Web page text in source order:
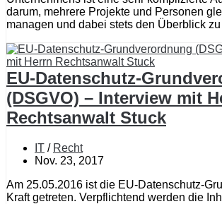
darum, mehrere Projekte und Personen
managen und dabei stets den Überblick
EU-Datenschutz-
(DSGVO) – Interview mit
Rechtsanwalt Stuck
IT / Recht
Nov. 23, 2017
Am 25.05.2016 ist die EU-Datenschutz-
Kraft getreten. Verpflichtend werden die